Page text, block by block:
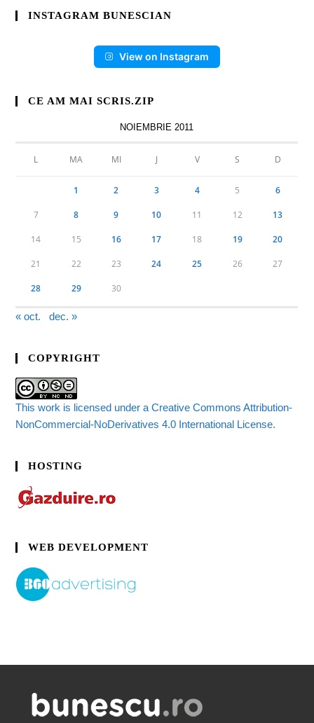
INSTAGRAM BUNESCIAN
View on Instagram
CE AM MAI SCRIS.ZIP
NOIEMBRIE 2011
L MA MI J V S D
1 2 3 4 5 6
7 8 9 10 11 12 13
14 15 16 17 18 19 20
21 22 23 24 25 26 27
28 29 30
« oct. dec. »
COPYRIGHT
This work is licensed under a Creative Commons Attribution-
NonCommercial-NoDerivatives 4.0 International License.
HOSTING
WEB DEVELOPMENT